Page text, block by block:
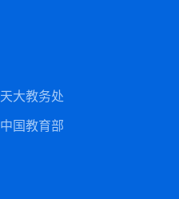
天大教务处
中国教育部